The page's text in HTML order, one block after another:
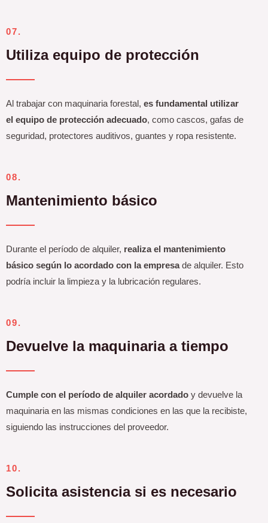
07.
Utiliza equipo de protección
Al trabajar con maquinaria forestal, es fundamental utilizar
el equipo de protección adecuado, como cascos, gafas de
seguridad, protectores auditivos, guantes y ropa resistente.
08.
Mantenimiento básico
Durante el período de alquiler, realiza el mantenimiento
básico según lo acordado con la empresade alquiler. Esto
podría incluir la limpieza y la lubricación regulares.
09.
Devuelve la maquinaria a tiempo
Cumple con el período de alquiler acordado y devuelve la
maquinaria en las mismas condiciones en las que la recibiste,
siguiendo las instrucciones del proveedor.
10.
Solicita asistencia si es necesario